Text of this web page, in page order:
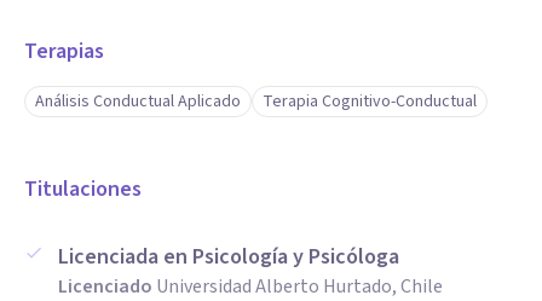
Terapias
Análisis Conductual Aplicado Terapia Cognitivo-Conductual
Titulaciones
Licenciada en Psicología y Psicóloga
Licenciado Universidad Alberto Hurtado, Chile